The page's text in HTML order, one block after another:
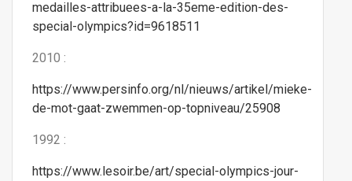
medailles-attribuees-a-la-35eme-edition-des-
special-olympics?id=9618511
2010 :
https://www.persinfo.org/nl/nieuws/artikel/mieke-
de-mot-gaat-zwemmen-op-topniveau/25908
1992 :
https://www.lesoir.be/art/special-olympics-jour-